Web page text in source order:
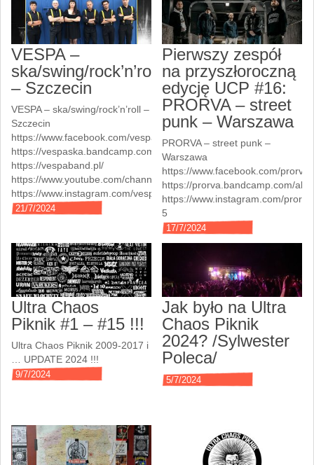
VESPA –
ska/swing/rock’n’roll
– Szczecin
VESPA – ska/swing/rock’n’roll –
Szczecin
https://www.facebook.com/vespaband
https://vespaska.bandcamp.com/music
https://vespaband.pl/
https://www.youtube.com/channel/UCOoo0XfvZmkQYKJQwu_yduw
https://www.instagram.com/vespaband/
21/7/2024
Pierwszy zespół
na przyszłoroczną
edycję UCP #16:
PRORVA – street
punk – Warszawa
PRORVA – street punk –
Warszawa
https://www.facebook.com/
https://prorva.bandcamp.com/
https://www.instagram.com/
5
17/7/2024
Ultra Chaos
Piknik #1 – #15 !!!
Ultra Chaos Piknik 2009-2017 i
… UPDATE 2024 !!!
9/7/2024
Jak było na Ultra
Chaos Piknik
2024? /Sylwester
Poleca/
5/7/2024